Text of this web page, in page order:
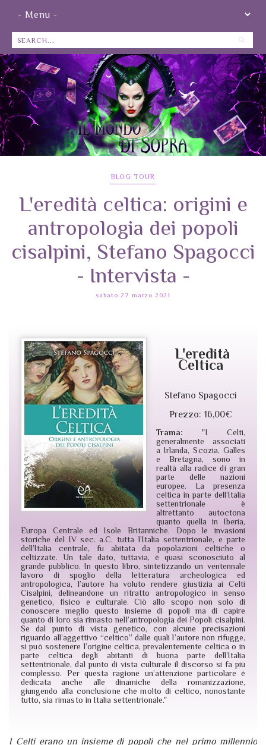
BLOG TOUR
L'eredità celtica: origini e
antropologia dei popoli
cisalpini, Stefano Spagocci
- Intervista -
sabato 27 marzo 2021
L'eredità
Celtica
Stefano Spagocci
Prezzo: 16,00€
Trama:"I Celti,
generalmente associati
a Irlanda, Scozia, Galles
e Bretagna, sono in
realtà alla radice di gran
parte delle nazioni
europee. La presenza
celtica in parte dell’Italia
settentrionale è
altrettanto autoctona
quanto quella in Iberia,
Europa Centrale ed Isole Britanniche. Dopo le invasioni
storiche del IV sec. a.C. tutta l’Italia settentrionale, e parte
dell’Italia centrale, fu abitata da popolazioni celtiche o
celtizzate. Un tale dato, tuttavia, è quasi sconosciuto al
grande pubblico. In questo libro, sintetizzando un ventennale
lavoro di spoglio della letteratura archeologica ed
antropologica, l’autore ha voluto rendere giustizia ai Celti
Cisalpini, delineandone un ritratto antropologico in senso
genetico, fisico e culturale. Ciò allo scopo non solo di
conoscere meglio questo insieme di popoli ma di capire
quanto di loro sia rimasto nell’antropologia dei Popoli cisalpini.
Se dal punto di vista genetico, con alcune precisazioni
riguardo all’aggettivo “celtico” dalle quali l’autore non rifugge,
si può sostenere l’origine celtica, prevalentemente celtica o in
parte celtica degli abitanti di buona parte dell’Italia
settentrionale, dal punto di vista culturale il discorso si fa più
complesso. Per questa ragione un’attenzione particolare è
dedicata anche alle dinamiche della romanizzazione,
giungendo alla conclusione che molto di celtico, nonostante
tutto, sia rimasto in Italia settentrionale."
I Celti erano un insieme di popoli che nel primo millennio